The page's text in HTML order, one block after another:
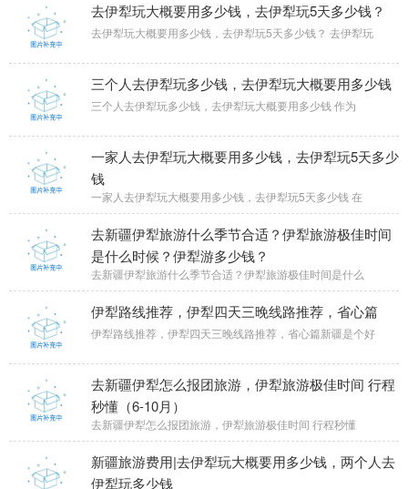
去伊犁玩大概要用多少钱，去伊犁玩5天多少钱？
去伊犁玩大概要用多少钱，去伊犁玩5天多少钱？ 去伊犁玩
三个人去伊犁玩多少钱，去伊犁玩大概要用多少钱
三个人去伊犁玩多少钱，去伊犁玩大概要用多少钱 作为
一家人去伊犁玩大概要用多少钱，去伊犁玩5天多少
钱
一家人去伊犁玩大概要用多少钱，去伊犁玩5天多少钱 在
去新疆伊犁旅游什么季节合适？伊犁旅游极佳时间
是什么时候？伊犁游多少钱？
去新疆伊犁旅游什么季节合适？伊犁旅游极佳时间是什么
伊犁路线推荐，伊犁四天三晚线路推荐，省心篇
伊犁路线推荐，伊犁四天三晚线路推荐，省心篇新疆是个好
去新疆伊犁怎么报团旅游，伊犁旅游极佳时间 行程
秒懂（6-10月）
去新疆伊犁怎么报团旅游，伊犁旅游极佳时间 行程秒懂
新疆旅游费用|去伊犁玩大概要用多少钱，两个人去
伊犁玩多少钱